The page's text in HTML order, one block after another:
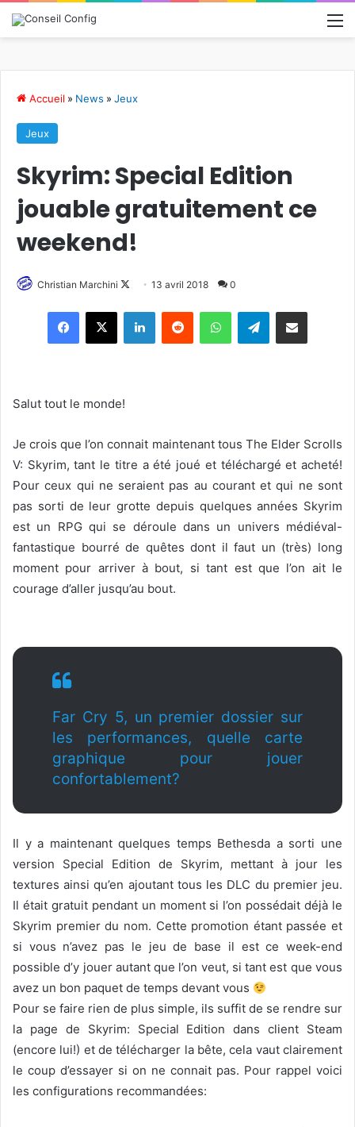
Accueil » News » Jeux
Jeux
Skyrim: Special Edition
jouable gratuitement ce
weekend!
Christian Marchini
l
13 avril 2018 0
Telegram
Salut tout le monde!
Je crois que l’on connait maintenant tous The Elder Scrolls
V: Skyrim, tant le titre a été joué et téléchargé et acheté!
Pour ceux qui ne seraient pas au courant et qui ne sont
pas sorti de leur grotte depuis quelques années Skyrim
est un RPG qui se déroule dans un univers médiéval-
fantastique bourré de quêtes dont il faut un (très) long
moment pour arriver à bout, si tant est que l’on ait le
courage d’aller jusqu’au bout.
Far Cry 5, un premier dossier sur
les performances, quelle carte
graphique pour jouer
confortablement?
Il y a maintenant quelques temps Bethesda a sorti une
version Special Edition de Skyrim, mettant à jour les
textures ainsi qu’en ajoutant tous les DLC du premier jeu.
Il était gratuit pendant un moment si l’on possédait déjà le
Skyrim premier du nom. Cette promotion étant passée et
si vous n’avez pas le jeu de base il est ce week-end
possible d’y jouer autant que l’on veut, si tant est que vous
avez un bon paquet de temps devant vous
Pour se faire rien de plus simple, ils suffit de se rendre sur
la page de Skyrim: Special Edition dans client Steam
(encore lui!) et de télécharger la bête, cela vaut clairement
le coup d’essayer si on ne connait pas. Pour rappel voici
les configurations recommandées: